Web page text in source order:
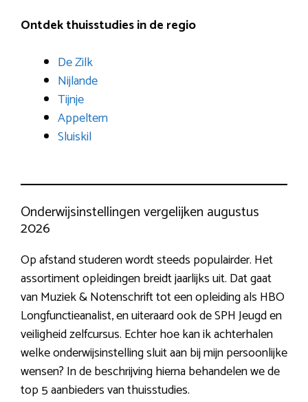
Ontdek thuisstudies in de regio
De Zilk
Nijlande
Tijnje
Appeltern
Sluiskil
Onderwijsinstellingen vergelijken augustus
2026
Op afstand studeren wordt steeds populairder. Het
assortiment opleidingen breidt jaarlijks uit. Dat gaat
van Muziek & Notenschrift tot een opleiding als HBO
Longfunctieanalist, en uiteraard ook de SPH Jeugd en
veiligheid zelfcursus. Echter hoe kan ik achterhalen
welke onderwijsinstelling sluit aan bij mijn persoonlijke
wensen? In de beschrijving hierna behandelen we de
top 5 aanbieders van thuisstudies.